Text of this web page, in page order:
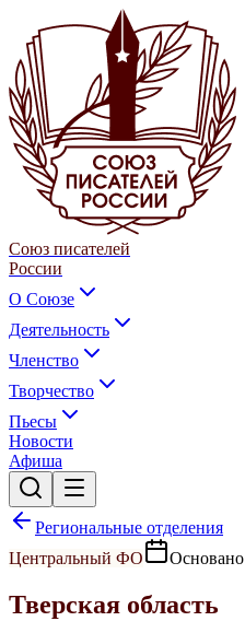
Союз писателей
России
О Союзе
Деятельность
Членство
Творчество
Пьесы
Новости
Афиша
Региональные отделения
Центральный ФО Основано
Тверская область